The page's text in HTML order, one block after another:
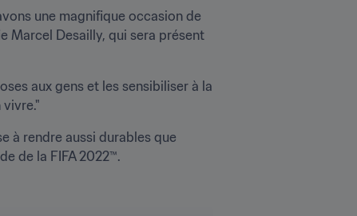
une magnifique occasion de
Marcel Desailly, qui sera présent
aux gens et les sensibiliser à la
à rendre aussi durables que
de la FIFA 2022™.